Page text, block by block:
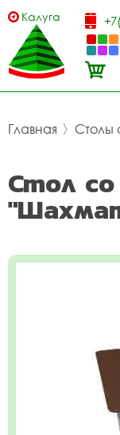
Калуга
Главная 〉 Столы
Стол